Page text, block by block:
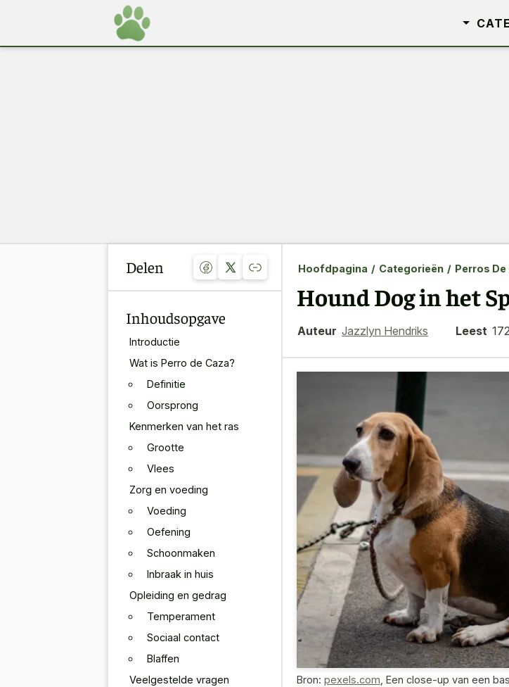
Delen
Inhoudsopgave
Introductie
Wat is Perro de Caza?
Definitie
Oorsprong
Kenmerken van het ras
Grootte
Vlees
Zorg en voeding
Voeding
Oefening
Schoonmaken
Inbraak in huis
Opleiding en gedrag
Temperament
Sociaal contact
Blaffen
Veelgestelde vragen
Hoofdpagina / Categorieën / Perros
Hound Dog in het
Auteur Jazzlyn Hendriks Leest 172
Bron: pexels.com Een close-up van een